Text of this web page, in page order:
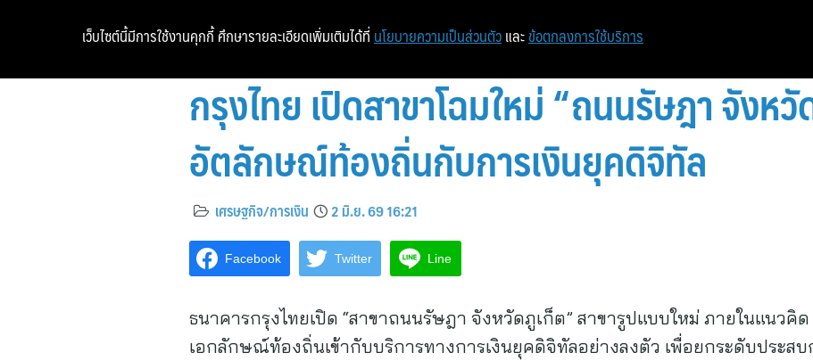
หน้าแรก ท่องเที่ยว
กรุงไทย เปิดสาขาโฉมใหม่ “ถนนรัษฎา จังห
อัตลักษณ์ท้องถิ่นกับการเงินยุคดิจิทัล
เศรษฐกิจ/การเงิน 2 มิ.ย. 69 16:21
Facebook Twitter Line
ธนาคารกรุงไทยเปิด “สาขาถนนรัษฎา จังหวัดภูเก็ต” สาขารูปแบบใหม่ ภายในแนวคิ
เอกลักษณ์ท้องถิ่นเข้ากับบริการทางการเงินยุคดิจิทัลอย่างลงตัว เพื่อยกระดับประส
เว็บไซต์นี้มีการใช้งานคุกกี้ ศึกษารายละเอียดเพิ่มเติมได้ที่ นโยบายความเป็นส่วนตัว และ ข้อตกลงการใช้บริการ